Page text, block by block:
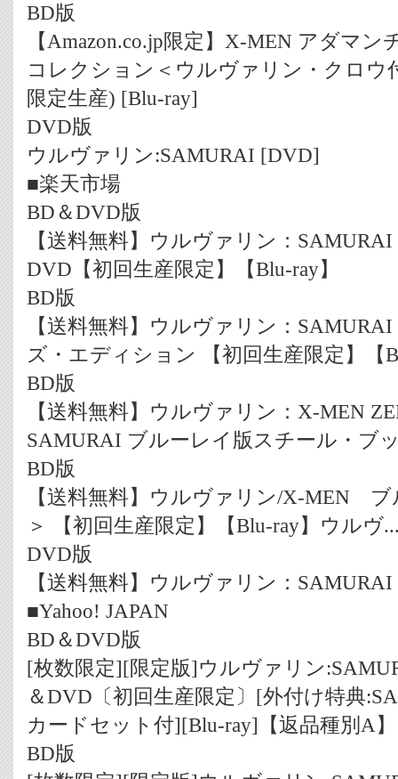
BD版
【Amazon.co.jp限定】X-MEN アダマ
コレクション＜ウルヴァリン・クロウ
限定生産) [Blu-ray]
DVD版
ウルヴァリン:SAMURAI [DVD]
■楽天市場
BD＆DVD版
【送料無料】ウルヴァリン：
DVD【初回生産限定】【Blu-ray】
BD版
【送料無料】ウルヴァリン：
ズ・エディション 【初回生産限定】【
BD版
【送料無料】ウルヴァリン：X-MEN
SAMURAI ブルーレイ版スチール・ブ
BD版
【送料無料】ウルヴァリン/X-MEN
＞ 【初回生産限定】【Blu-ray】ウルヴ
DVD版
【送料無料】ウルヴァリン：SAMURAI
■Yahoo! JAPAN
BD＆DVD版
[枚数限定][限定版]ウルヴァリン
＆DVD〔初回生産限定〕[外付け特典
カードセット付][Blu-ray]【返品種別A】
BD版